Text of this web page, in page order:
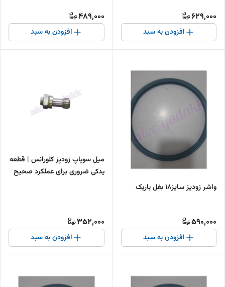
629,000
افزودن به سبد
489,000
افزودن به سبد
واشر زودپز سایز۱۸ بغل باریک
590,000
افزودن به سبد
میل سوپاپ زودپز کلورانس | قطعه
یدکی ضروری برای عملکرد صحیح
352,000
افزودن به سبد